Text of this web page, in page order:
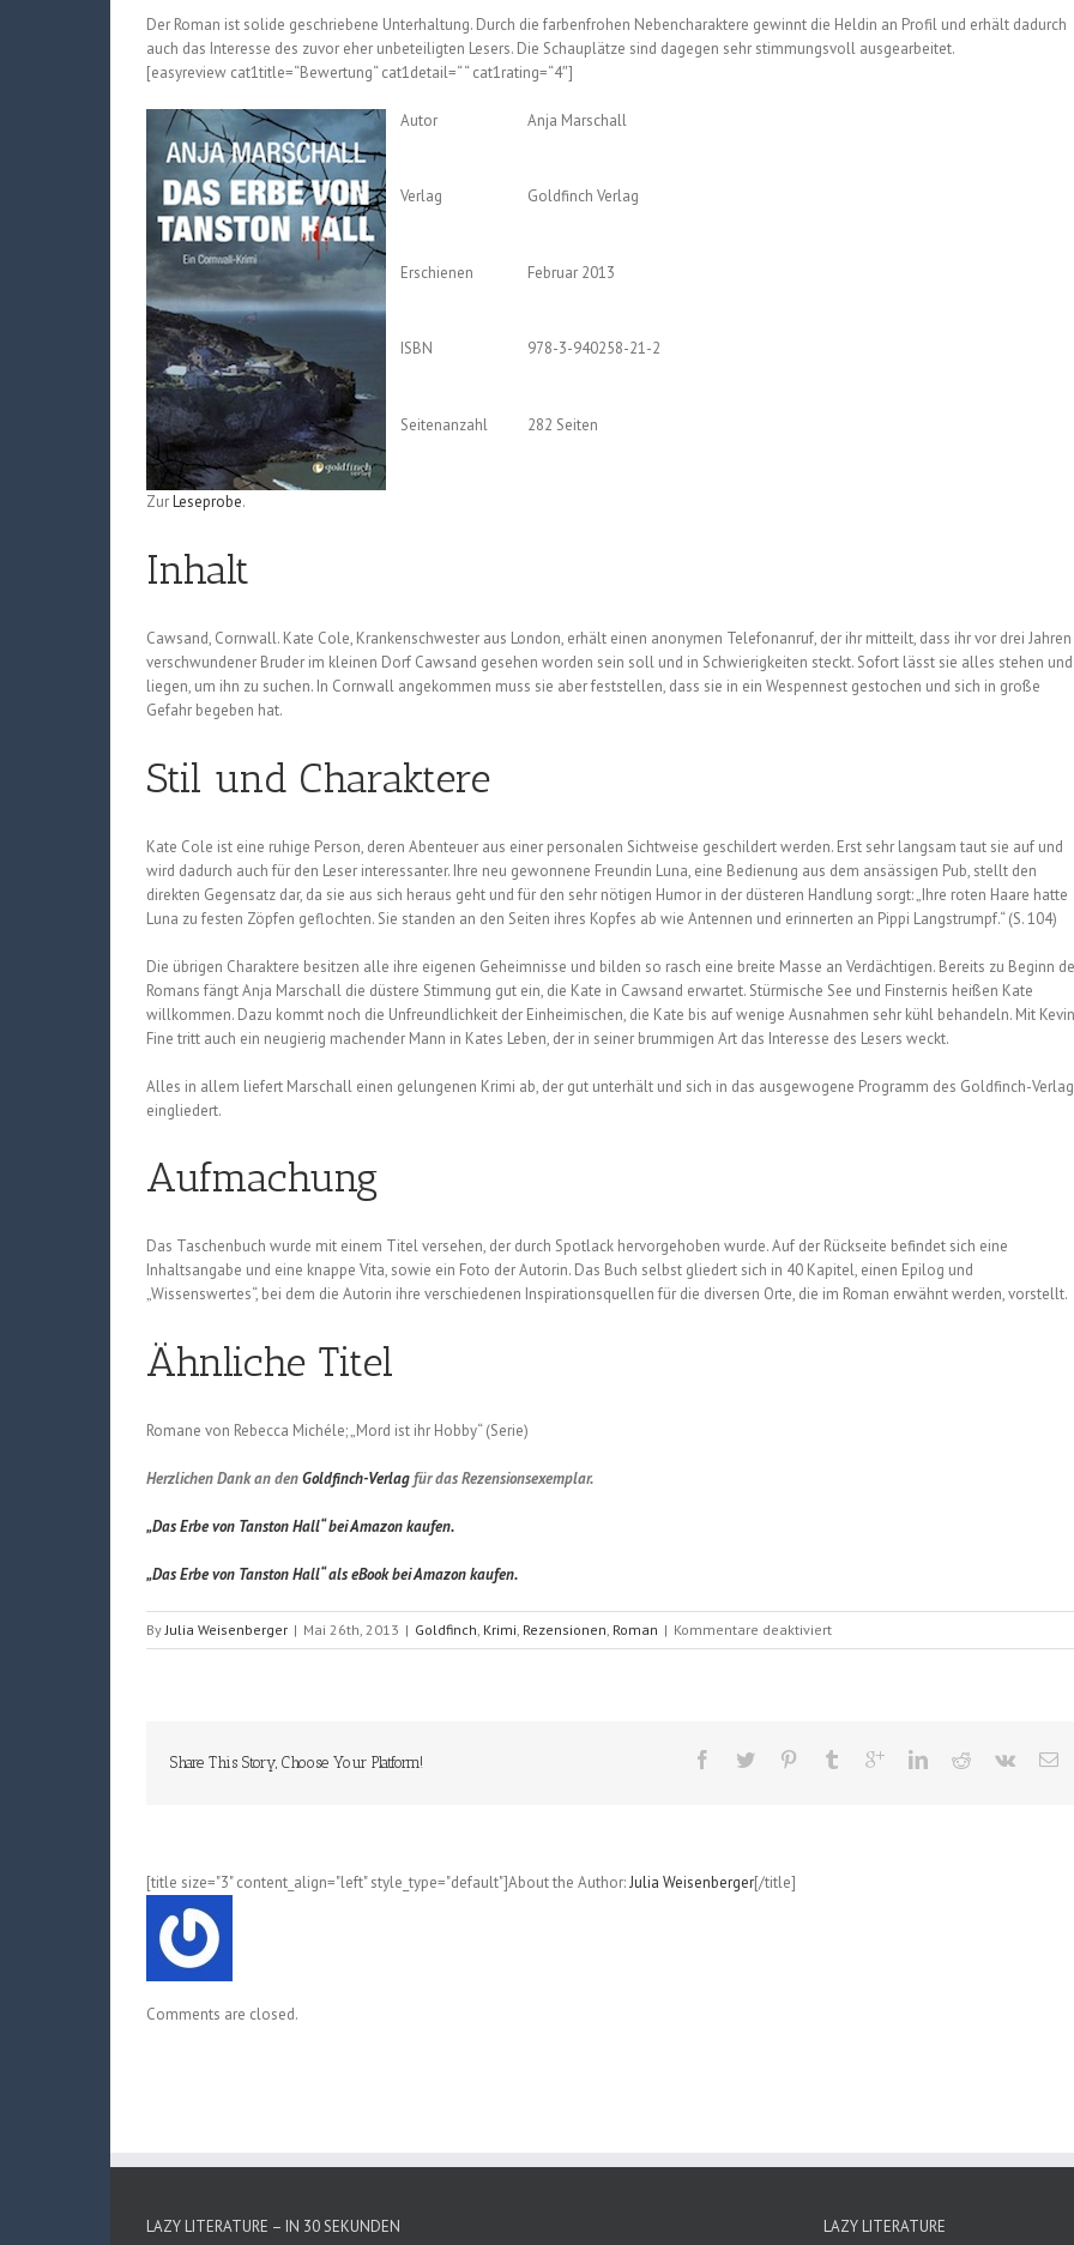
Der Roman ist solide geschriebene Unterhaltung. Durch die farbenfrohen Nebencharaktere gewinnt die Heldin an Profil und erhält dadurch
auch das Interesse des zuvor eher unbeteiligten Lesers. Die Schauplätze sind dagegen sehr stimmungsvoll ausgearbeitet.
[easyreview cat1title=“Bewertung“ cat1detail=“ “ cat1rating=“4″]
Autor Anja Marschall
Verlag Goldfinch Verlag
Erschienen Februar 2013
ISBN 978-3-940258-21-2
Seitenanzahl 282 Seiten
ZurLeseprobe.
Inhalt
Cawsand, Cornwall. Kate Cole, Krankenschwester aus London, erhält einen anonymen Telefonanruf, der ihr mitteilt, dass ihr vor drei Jahren
verschwundener Bruder im kleinen Dorf Cawsand gesehen worden sein soll und in Schwierigkeiten steckt. Sofort lässt sie alles stehen und
liegen, um ihn zu suchen. In Cornwall angekommen muss sie aber feststellen, dass sie in ein Wespennest gestochen und sich in große
Gefahr begeben hat.
Stil und Charaktere
Kate Cole ist eine ruhige Person, deren Abenteuer aus einer personalen Sichtweise geschildert werden. Erst sehr langsam taut sie auf und
wird dadurch auch für den Leser interessanter. Ihre neu gewonnene Freundin Luna, eine Bedienung aus dem ansässigen Pub, stellt den
direkten Gegensatz dar, da sie aus sich heraus geht und für den sehr nötigen Humor in der düsteren Handlung sorgt: „Ihre roten Haare hatte
Luna zu festen Zöpfen geflochten. Sie standen an den Seiten ihres Kopfes ab wie Antennen und erinnerten an Pippi Langstrumpf.“ (S. 104)
Die übrigen Charaktere besitzen alle ihre eigenen Geheimnisse und bilden so rasch eine breite Masse an Verdächtigen. Bereits zu Beginn
Romans fängt Anja Marschall die düstere Stimmung gut ein, die Kate in Cawsand erwartet. Stürmische See und Finsternis heißen Kate
willkommen. Dazu kommt noch die Unfreundlichkeit der Einheimischen, die Kate bis auf wenige Ausnahmen sehr kühl behandeln. Mit Kevin
Fine tritt auch ein neugierig machender Mann in Kates Leben, der in seiner brummigen Art das Interesse des Lesers weckt.
Alles in allem liefert Marschall einen gelungenen Krimi ab, der gut unterhält und sich in das ausgewogene Programm des Goldfinch-
eingliedert.
Aufmachung
Das Taschenbuch wurde mit einem Titel versehen, der durch Spotlack hervorgehoben wurde. Auf der Rückseite befindet sich eine
Inhaltsangabe und eine knappe Vita, sowie ein Foto der Autorin. Das Buch selbst gliedert sich in 40 Kapitel, einen Epilog und
„Wissenswertes“, bei dem die Autorin ihre verschiedenen Inspirationsquellen für die diversen Orte, die im Roman erwähnt werden, vorstellt.
Ähnliche Titel
Romane von Rebecca Michéle; „Mord ist ihr Hobby“ (Serie)
Herzlichen Dank an denGoldfinch-Verlagfür das Rezensionsexemplar.
„Das Erbe von Tanston Hall“ bei Amazon kaufen.
„Das Erbe von Tanston Hall“ als eBook bei Amazon kaufen.
By Julia Weisenberger | Mai 26th, 2013 | Goldfinch Krimi Rezensionen Roman | Kommentare deaktiviertfür
Das
Hall
(Anja
Share This Story, Choose Your Platform!
[title size="3" content_align="left" style_type="default"]About the Author:Julia Weisenberger[/title]
Comments are closed.
LAZY LITERATURE – IN 30 SEKUNDEN LAZY LITERATURE